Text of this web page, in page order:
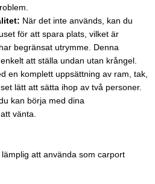
När det inte används, kan du
för att spara plats, vilket är
begränsat utrymme. Denna
att ställa undan utan krångel.
en komplett uppsättning av ram, tak,
lätt att sätta ihop av två personer.
kan börja med dina
vänta.
att använda som carport